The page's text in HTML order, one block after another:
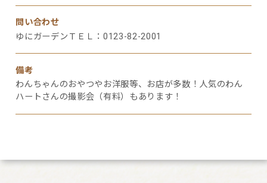
問い合わせ
ゆにガーデンＴＥＬ：0123-82-2001
備考
わんちゃんのおやつやお洋服等、お店が多数！人気のわん
ハートさんの撮影会（有料）もあります！